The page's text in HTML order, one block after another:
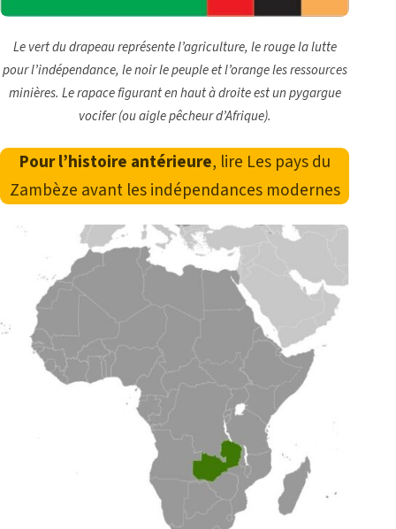
Le vert du drapeau représente l’agriculture, le rouge la lutte
pour l’indépendance, le noir le peuple et l’orange les ressources
minières. Le rapace figurant en haut à droite est un pygargue
vocifer (ou aigle pêcheur d’Afrique).
Pour l’histoire antérieure, lire Les pays du
Zambèze avant les indépendances modernes